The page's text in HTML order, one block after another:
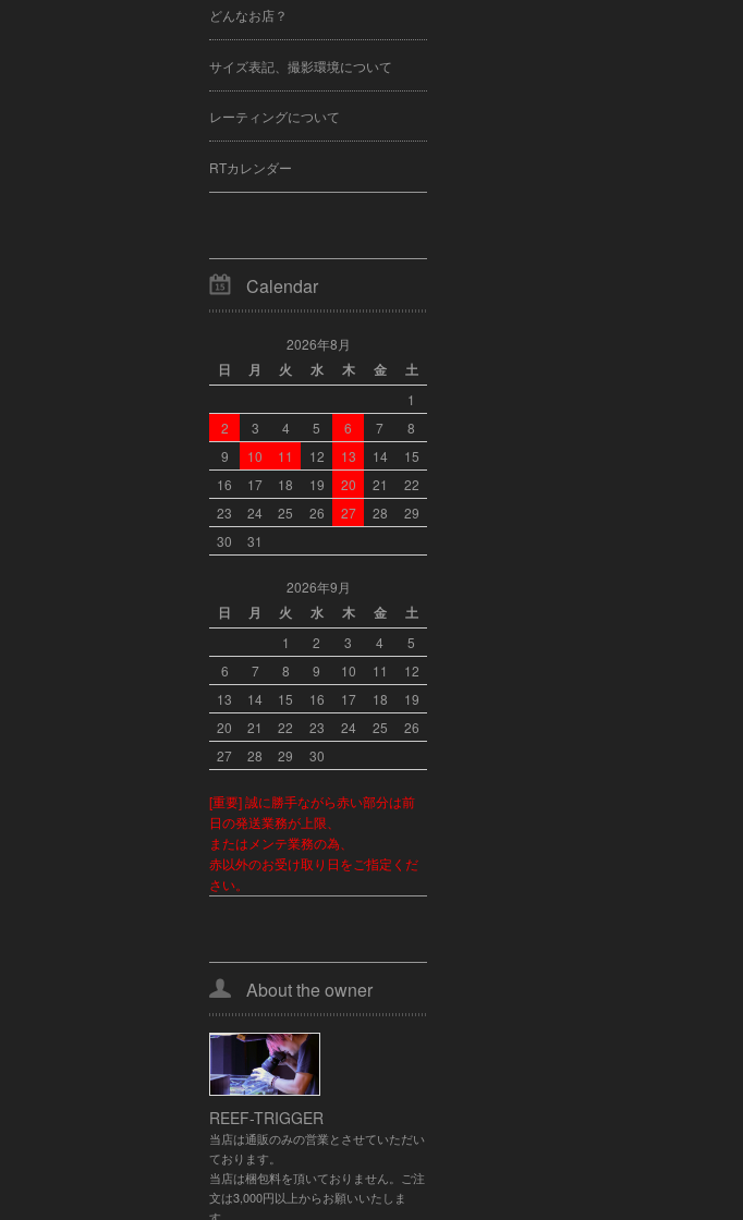
どんなお店？
サイズ表記、撮影環境について
レーティングについて
RTカレンダー
Calendar
2026年8月
日 月 火 水 木 金 土
1
2
3 4 5 6 7
8
9
10 11 12 13 14
15
16
17 18 19 20 21
22
23
24 25 26 27 28
29
30
31
2026年9月
日 月 火 水 木 金 土
1 2 3 4
5
6
7 8 9 10 11
12
13
14 15 16 17 18
19
20
21 22 23 24 25
26
27
28 29 30
[重要] 誠に勝手ながら赤い部分は前
日の発送業務が上限、
またはメンテ業務の為、
赤以外のお受け取り日をご指定くだ
さい。
About the owner
REEF-TRIGGER
当店は通販のみの営業とさせていただい
ております。
当店は梱包料を頂いておりません。ご注
文は3,000円以上からお願いいたしま